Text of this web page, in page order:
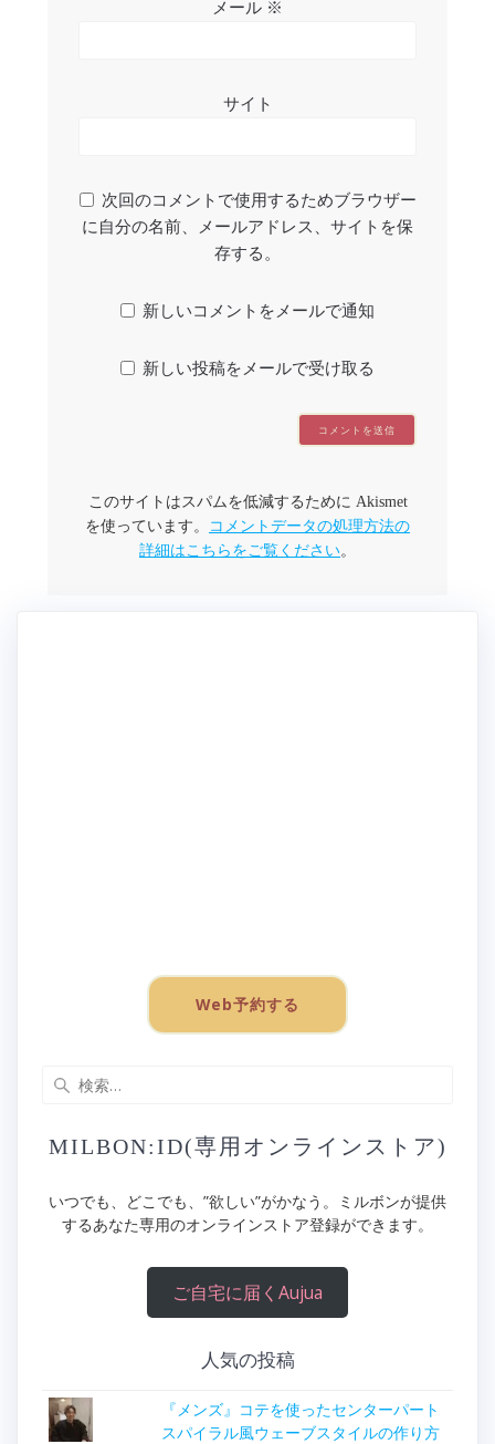
メール ※
サイト
次回のコメントで使用するためブラウザー
に自分の名前、メールアドレス、サイトを保
存する。
新しいコメントをメールで通知
新しい投稿をメールで受け取る
このサイトはスパムを低減するために Akismet
を使っています。
コメントデータの処理方法の
詳細はこちらをご覧ください。
Web予約する
MILBON:ID(専用オンラインストア)
いつでも、どこでも、”欲しい”がかなう。ミルボンが提供
するあなた専用のオンラインストア登録ができます。
ご自宅に届くAujua
人気の投稿
『メンズ』コテを使ったセンターパート
スパイラル風ウェーブスタイルの作り方